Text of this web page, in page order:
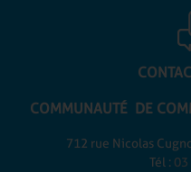
COMMUNAUTÉ DE
712 rue Nicolas
Tél : 03